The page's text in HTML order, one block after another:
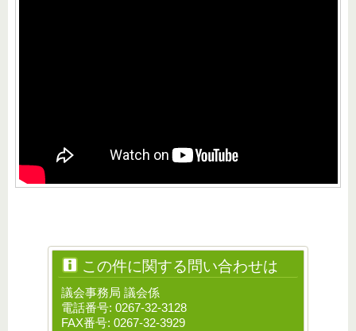
この件に関する問い合わせは
議会事務局 議会係
電話番号: 0267-32-3128
FAX番号: 0267-32-3929